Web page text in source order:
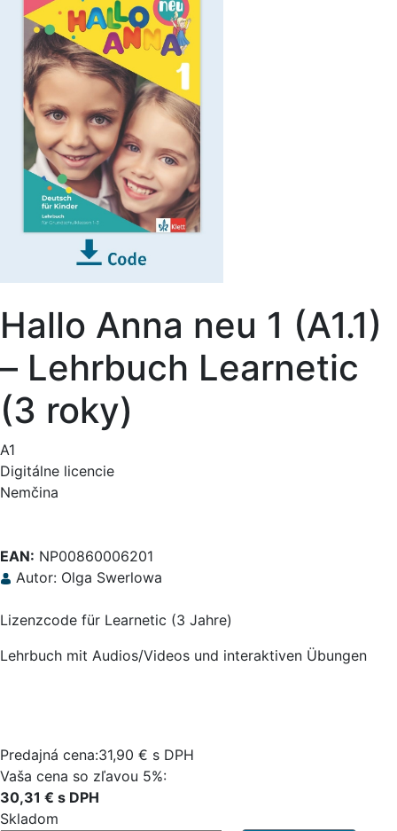
Hallo Anna neu 1 (A1.1)
– Lehrbuch Learnetic
(3 roky)
A1
Digitálne licencie
Nemčina
EAN: NP00860006201
Autor: Olga Swerlowa
Lizenzcode für Learnetic (3 Jahre)
Lehrbuch mit Audios/Videos und interaktiven Übungen
Predajná cena:31,90 € s DPH
Vaša cena so zľavou 5%:
30,31 € s DPH
Skladom